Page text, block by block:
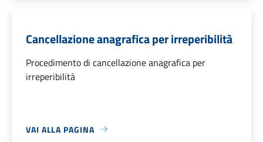
Cancellazione anagrafica per irreperibilità
Procedimento di cancellazione anagrafica per
irreperibilità
VAI ALLA PAGINA